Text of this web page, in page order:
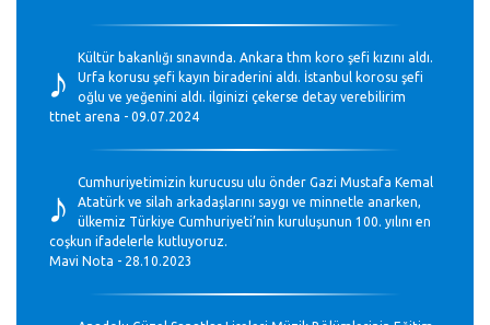
♪
Kültür bakanlığı sınavında. Ankara thm koro şefi kızını aldı.
Urfa korusu şefi kayın biraderini aldı. İstanbul korosu şefi
oğlu ve yeğenini aldı. ilginizi çekerse detay verebilirim
ttnet arena - 09.07.2024
♪
Cumhuriyetimizin kurucusu ulu önder Gazi Mustafa Kemal
Atatürk ve silah arkadaşlarını saygı ve minnetle anarken,
ülkemiz Türkiye Cumhuriyeti’nin kuruluşunun 100. yılını en
coşkun ifadelerle kutluyoruz.
Mavi Nota - 28.10.2023